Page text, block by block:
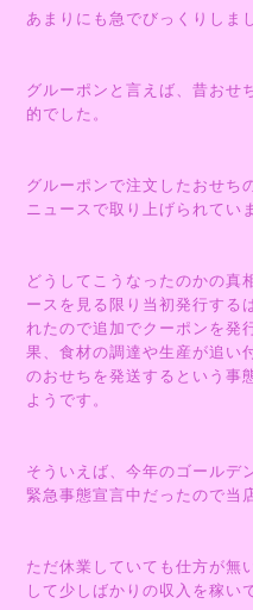
あまりにも急でびっくりしま
グルーポンと言えば、昔おせ
的でした。
グルーポンで注文したおせち
ニュースで取り上げられてい
どうしてこうなったのかの真
ースを見る限り当初発行する
れたので追加でクーポンを発
果、食材の調達や生産が追い
のおせちを発送するという事
ようです。
そういえば、今年のゴールデ
緊急事態宣言中だったので当
ただ休業していても仕方が無
して少しばかりの収入を稼い